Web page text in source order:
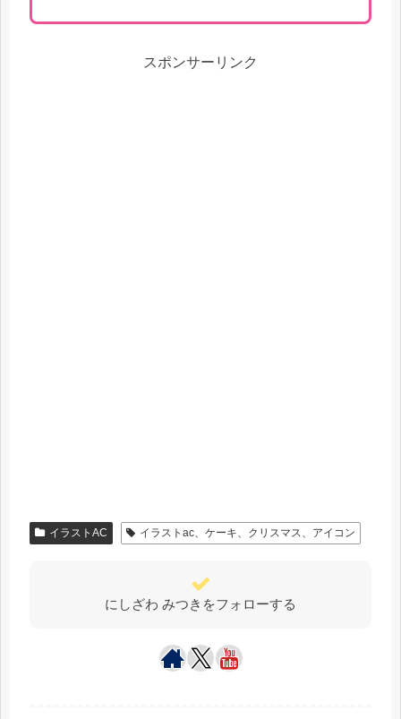
スポンサーリンク
イラストAC イラストac、ケーキ、クリスマス、アイコン
にしざわ みつきをフォローする